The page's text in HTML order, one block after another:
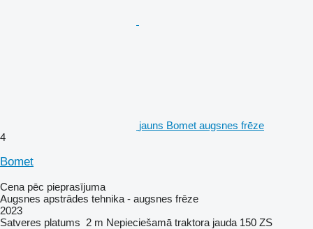
jauns Bomet augsnes frēze
4
Bomet
Cena pēc pieprasījuma
Augsnes apstrādes tehnika - augsnes frēze
2023
Satveres platums 2 m Nepieciešamā traktora jauda 150 ZS